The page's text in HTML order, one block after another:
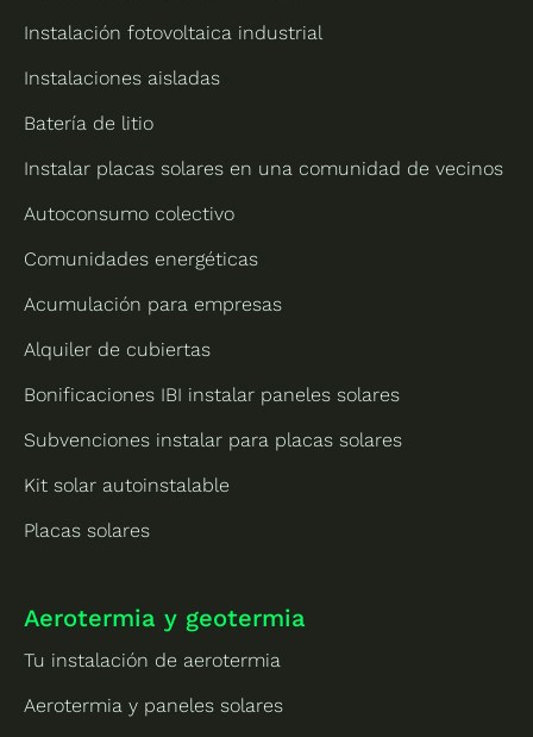
Instalación fotovoltaica industrial
Instalaciones aisladas
Batería de litio
Instalar placas solares en una comunidad de vecinos
Autoconsumo colectivo
Comunidades energéticas
Acumulación para empresas
Alquiler de cubiertas
Bonificaciones IBI instalar paneles solares
Subvenciones instalar para placas solares
Kit solar autoinstalable
Placas solares
Aerotermia y geotermia
Tu instalación de aerotermia
Aerotermia y paneles solares